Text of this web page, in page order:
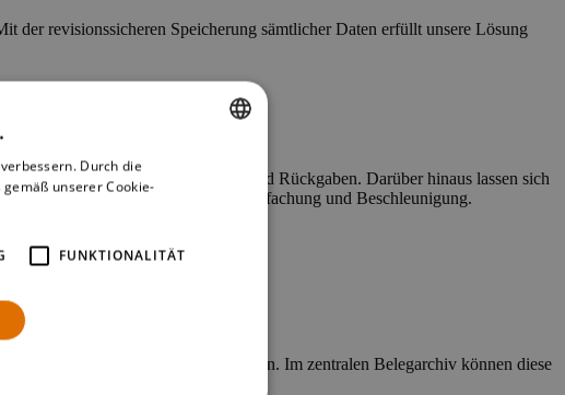
der revisionssicheren Speicherung sämtlicher Daten erfüllt unsere Lösung
Einzahlungen, Auszahlungen und Rückgaben. Darüber hinaus lassen sich
dies zu einer maßgeblichen Vereinfachung und Beschleunigung.
und elektronisch archivieren. Im zentralen Belegarchiv können diese
Durch die
unserer Cookie-
FUNKTIONALITÄT